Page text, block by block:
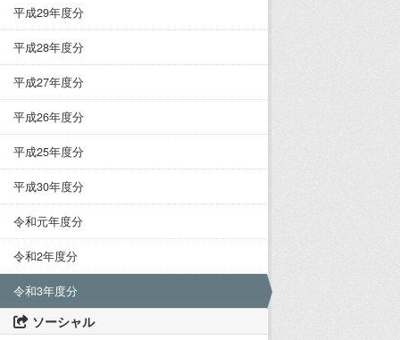
平成29年度分
平成28年度分
平成27年度分
平成26年度分
平成25年度分
平成30年度分
令和元年度分
令和2年度分
令和3年度分
ソーシャル